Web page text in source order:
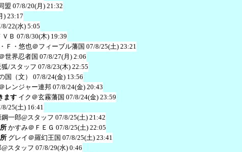
盟 07/8/20(月) 21:32
) 23:17
8/22(水) 5:05
Ｂ 07/8/30(木) 19:39
Ｆ・悠也＠フィーブル藩国 07/8/25(土) 23:21
世界忍者国 07/8/27(月) 2:06
/スタッフ 07/8/23(木) 22:55
（文）
07/8/24(金) 13:56
レンジャー連邦 07/8/24(金) 20:43
ます イク＠玄霧藩国 07/8/24(金) 23:59
8/25(土) 16:41
一郎@スタッフ 07/8/25(土) 21:42
かすみ＠ＦＥＧ 07/8/25(土) 22:05
グレイ＠羅幻王国 07/8/25(土) 23:41
スタッフ 07/8/29(水) 0:46